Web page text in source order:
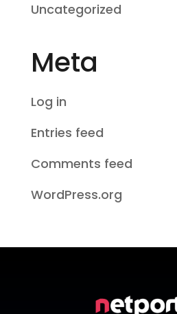
Uncategorized
Meta
Log in
Entries feed
Comments feed
WordPress.org